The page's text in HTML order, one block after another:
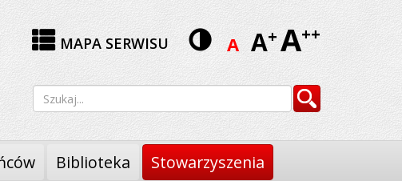
A A+A++
Wersja
kontrastowa
MAPA SERWISU
Wyszukiwarka Szukaj
Biblioteka Stowarzyszenia